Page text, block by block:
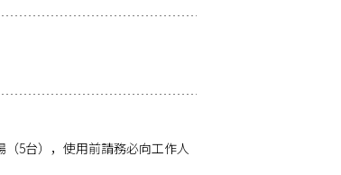
5台），使用前請務必向工作人